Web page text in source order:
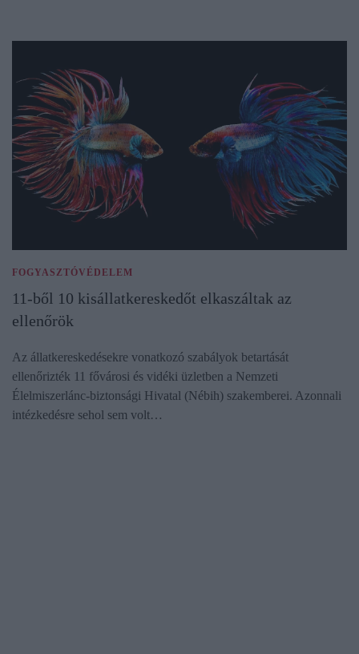
FOGYASZTÓVÉDELEM
11-ből 10 kisállatkereskedőt elkaszáltak az
ellenőrök
Az állatkereskedésekre vonatkozó szabályok betartását
ellenőrizték 11 fővárosi és vidéki üzletben a Nemzeti
Élelmiszerlánc-biztonsági Hivatal (Nébih) szakemberei. Azonnali
intézkedésre sehol sem volt…